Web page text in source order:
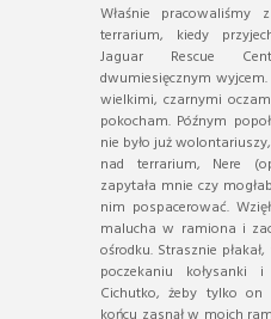
Właśnie
terrarium, kiedy
Jaguar Rescue
dwumiesięcznym
wielkimi, czarnymi
pokocham. Późnym
nie było już
nad terrarium, Nere
zapytała mnie czy
nim pospacerować.
malucha w ramiona i
ośrodku. Strasznie
poczekaniu kołysanki
Cichutko, żeby tylko on